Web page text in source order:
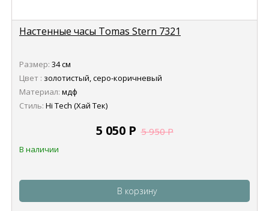
Настенные часы Tomas Stern 7321
Размер: 34 см
Цвет : золотистый, серо-коричневый
Материал: мдф
Стиль: Hi Tech (Хай Тек)
5 050 Р 5 950Р
В наличии
В корзину